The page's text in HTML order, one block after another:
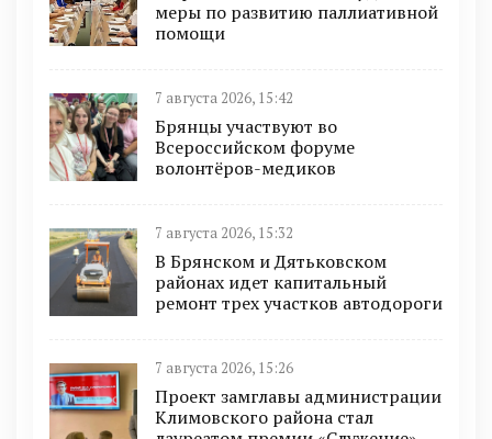
меры по развитию паллиативной
помощи
7 августа 2026, 15:42
Брянцы участвуют во
Всероссийском форуме
волонтёров-медиков
7 августа 2026, 15:32
В Брянском и Дятьковском
районах идет капитальный
ремонт трех участков автодороги
7 августа 2026, 15:26
Проект замглавы администрации
Климовского района стал